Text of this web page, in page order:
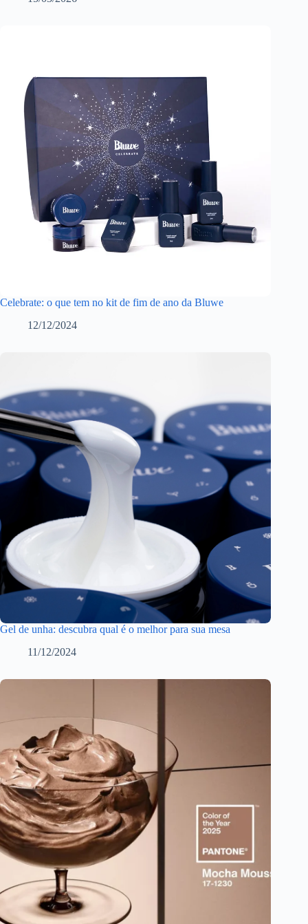
Celebrate: o que tem no kit de fim de ano da Bluwe
12/12/2024
Gel de unha: descubra qual é o melhor para sua mesa
11/12/2024